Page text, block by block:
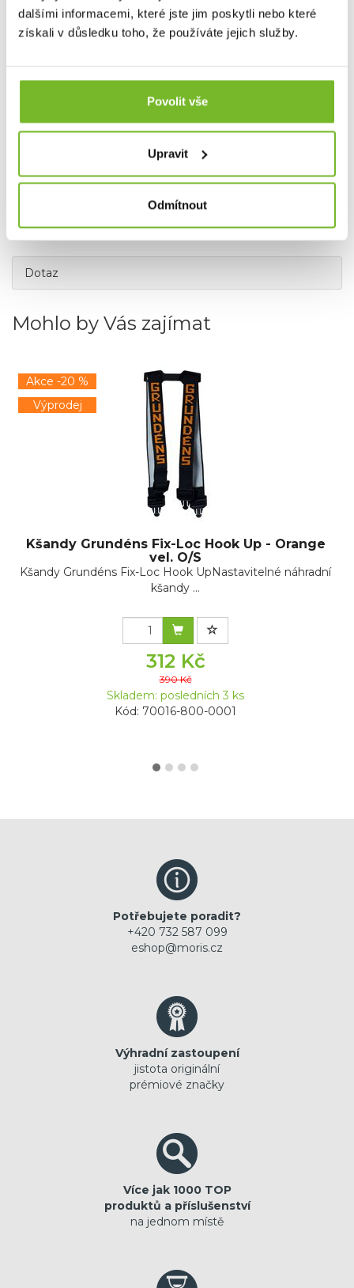
dalšími informacemi, které jste jim poskytli nebo které
získali v důsledku toho, že používáte jejich služby.
Povolit vše
Upravit
Odmítnout
Grundéns pro Českou republiku a Slovensko.
Dotaz
Mohlo by Vás zajímat
Akce -20 %
Výprodej
Kšandy Grundéns Fix-Loc Hook Up - Orange
vel. O/S
Kšandy Grundéns Fix-Loc Hook UpNastavitelné náhradní
kšandy ...
312 Kč
390 Kč
Skladem: posledních 3 ks
Kód: 70016-800-0001
Potřebujete poradit?
+420 732 587 099
eshop@moris.cz
Výhradní zastoupení
jistota originální
prémiové značky
Více jak 1000 TOP
produktů a příslušenství
na jednom místě